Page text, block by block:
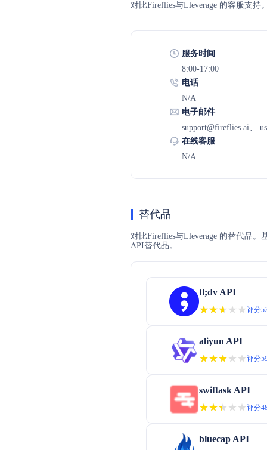
对比Fireflies与Lleverage 的客服支
服务时间
8:00-17:00
电话
N/A
电子邮件
support@fireflies.ai、
在线客服
N/A
替代品
对比Fireflies与Lleverage 的替代品
API替代品。
tl;dv API
★★★★★
★★★★★评分
aliyun API
★★★★★
★★★★★评分
swiftask API
★★★★★
★★★★★评分
bluecap API